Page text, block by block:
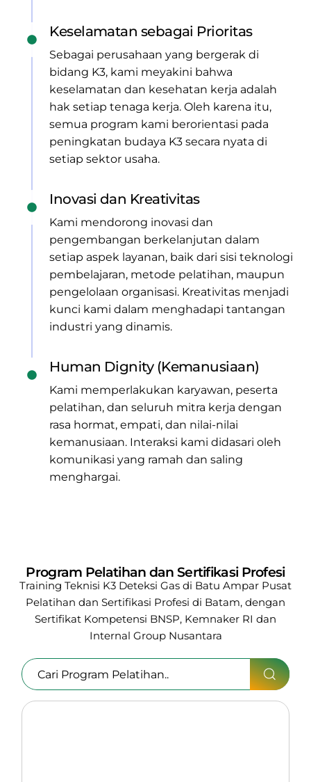
Keselamatan sebagai Prioritas
Sebagai perusahaan yang bergerak di
bidang K3, kami meyakini bahwa
keselamatan dan kesehatan kerja adalah
hak setiap tenaga kerja. Oleh karena itu,
semua program kami berorientasi pada
peningkatan budaya K3 secara nyata di
setiap sektor usaha.
Inovasi dan Kreativitas
Kami mendorong inovasi dan
pengembangan berkelanjutan dalam
setiap aspek layanan, baik dari sisi teknologi
pembelajaran, metode pelatihan, maupun
pengelolaan organisasi. Kreativitas menjadi
kunci kami dalam menghadapi tantangan
industri yang dinamis.
Human Dignity (Kemanusiaan)
Kami memperlakukan karyawan, peserta
pelatihan, dan seluruh mitra kerja dengan
rasa hormat, empati, dan nilai-nilai
kemanusiaan. Interaksi kami didasari oleh
komunikasi yang ramah dan saling
menghargai.
Program Pelatihan dan Sertifikasi Profesi
Training Teknisi K3 Deteksi Gas di Batu Ampar Pusat
Pelatihan dan Sertifikasi Profesi di Batam, dengan
Sertifikat Kompetensi BNSP, Kemnaker RI dan
Internal Group Nusantara